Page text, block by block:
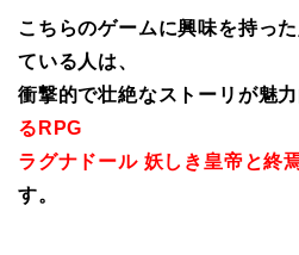
こちらのゲームに興味を持っ
ている人は、
衝撃的で壮絶なストーリが魅
るRPG
ラグナドール 妖しき皇帝と終
す。